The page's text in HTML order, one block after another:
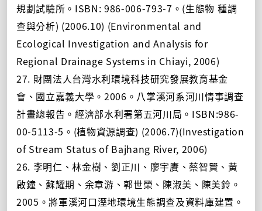
規劃試驗所。ISBN: 986-006-793-7。(生態物 種調
查與分析) (2006.10) (Environmental and
Ecological Investigation and Analysis for
Regional Drainage Systems in Chiayi, 2006)
27. 財團法人台灣水利環境科技研究發展教育基金
會、國立嘉義大學。2006。八掌溪河系河川情事調查
計畫總報告。經濟部水利署第五河川局。ISBN:986-
00-5113-5。(植物資源調查) (2006.7)(Investigation
of Stream Status of Bajhang River, 2006)
26. 李明仁、林金樹、劉正川、廖宇賡、蔡智賢、黃
啟鐘、蘇耀期、余章游、郭世榮、陳淑美、陳美鈴。
2005。將軍溪河口溼地環境生態調查及資料庫建置。